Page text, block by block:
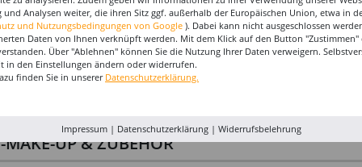
MAKE-UP & ZUBEHÖR
und Analysen weiter, die ihren Sitz ggf. außerhalb der Europäischen Union, etwa in
und Nutzungsbedingungen von Google ). Dabei kann nicht ausgeschlossen
Daten von Ihnen verknüpft werden. Mit dem Klick auf den Button "Zustimmen"
Über "Ablehnen" können Sie die Nutzung Ihrer Daten verweigern.
in den Einstellungen ändern oder widerrufen.
finden Sie in unserer Datenschutzerklärung.
Impressum| Datenschutzerklärung| Widerrufsbelehrung